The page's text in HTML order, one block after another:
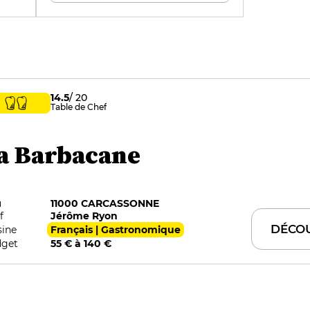
14.5/ 20
Table de Chef
Barbacane
11000 CARCASSONNE
Jérôme Ryon
Français | Gastronomique
55 € à 140 €